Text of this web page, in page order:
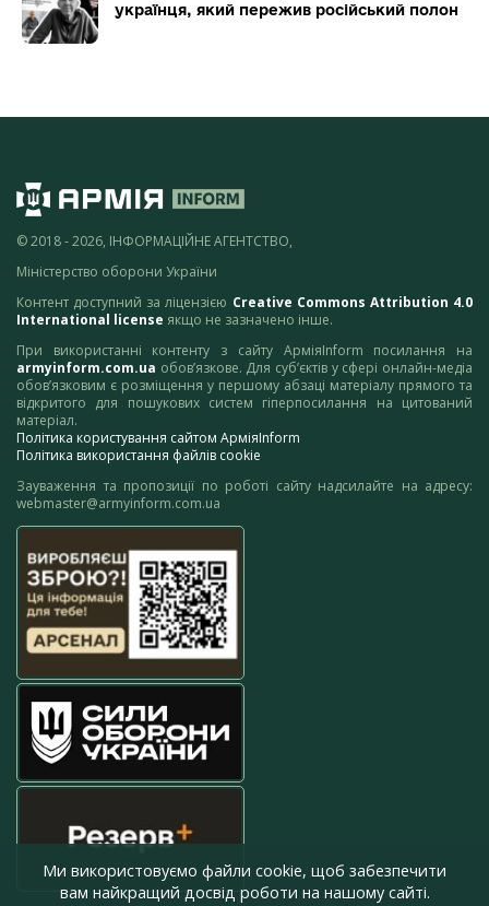
українця, який пережив російський полон
© 2018 - 2026, ІНФОРМАЦІЙНЕ АГЕНТСТВО,
Міністерство оборони України
Контент доступний за ліцензією Creative Commons Attribution 4.0
International license якщо не зазначено інше.
При використанні контенту з сайту АрміяInform посилання на
armyinform.com.ua обов’язкове. Для суб’єктів у сфері онлайн-медіа
обов’язковим є розміщення у першому абзаці матеріалу прямого та
відкритого для пошукових систем гіперпосилання на цитований
матеріал.
Політика користування сайтом АрміяInform
Політика використання файлів cookie
Зауваження та пропозиції по роботі сайту надсилайте на адресу:
webmaster@armyinform.com.ua
Ми використовуємо файли cookie, щоб забезпечити
вам найкращий досвід роботи на нашому сайті.